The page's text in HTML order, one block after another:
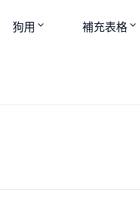
狗用 補充表格